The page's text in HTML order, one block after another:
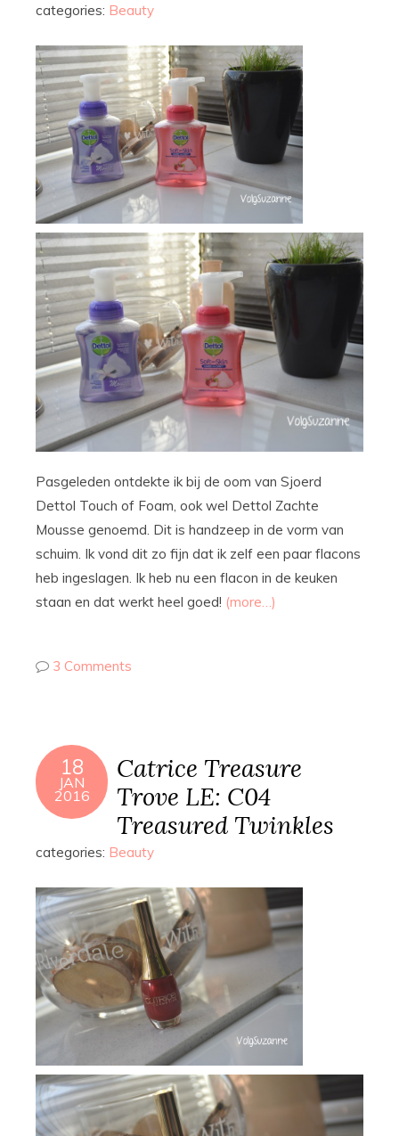
categories: Beauty
Pasgeleden ontdekte ik bij de oom van Sjoerd
Dettol Touch of Foam, ook wel Dettol Zachte
Mousse genoemd. Dit is handzeep in de vorm van
schuim. Ik vond dit zo fijn dat ik zelf een paar flacons
heb ingeslagen. Ik heb nu een flacon in de keuken
staan en dat werkt heel goed! (more…)
3 Comments
18
JAN
2016
Catrice Treasure
Trove LE: C04
Treasured Twinkles
categories: Beauty